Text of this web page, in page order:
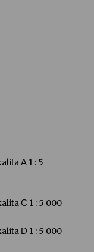
A 1 : 5
C 1 : 5 000
D 1 : 5 000